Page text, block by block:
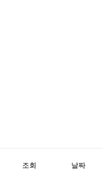
조회 날짜